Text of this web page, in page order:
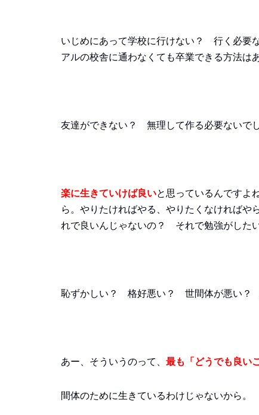
いじめにあって学校に行けない？ 行く必要
アルの校舎に通わなくても卒業できる方法は
友達ができない？ 無理して作る必要ないで
楽に生きていけば良いと思っているんですよ
ら。やりたければやる、やりたくなければや
れで良いんじゃないの？ それで勉強がした
恥ずかしい？ 格好悪い？ 世間体が悪い？
あー、そういうのって、 最も「どうでも良い
間体のために生きているわけじゃないから。